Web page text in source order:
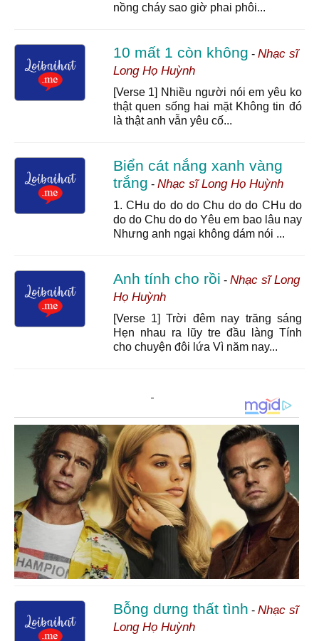
nồng cháy sao giờ phai phôi...
10 mất 1 còn không - Nhạc sĩ
Long Họ Huỳnh
[Verse 1] Nhiều người nói em yêu ko
thật quen sống hai mặt Không tin đó
là thật anh vẫn yêu cố...
Biển cát nắng xanh vàng
trắng - Nhạc sĩ Long Họ Huỳnh
1. CHu do do do Chu do do CHu do
do do Chu do do Yêu em bao lâu nay
Nhưng anh ngại không dám nói ...
Anh tính cho rồi - Nhạc sĩ Long
Họ Huỳnh
[Verse 1] Trời đêm nay trăng sáng
Hẹn nhau ra lũy tre đầu làng Tính
cho chuyện đôi lứa Vì năm nay...
Bỗng dưng thất tình - Nhạc sĩ
Long Họ Huỳnh